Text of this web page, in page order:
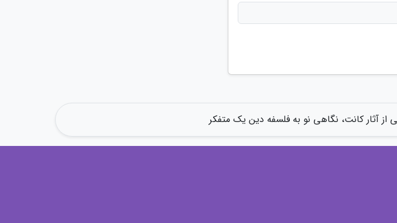
از آثار کانت، نگاهی نو به فلسفه دین یک متفکر